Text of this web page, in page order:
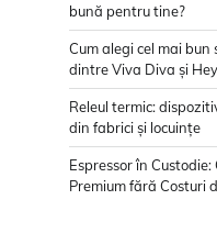
bună pentru tine?
Cum alegi cel mai
dintre Viva Diva și
Releul termic:
din fabrici și locuințe
Espressor în
Premium fără Costuri